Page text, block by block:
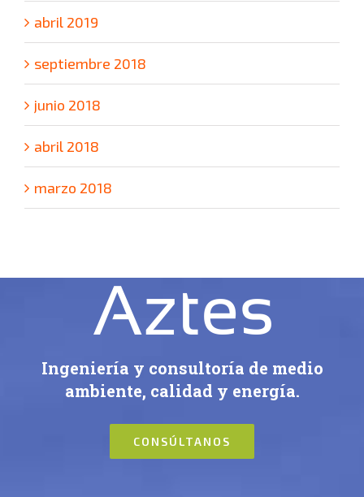
abril 2019
septiembre 2018
junio 2018
abril 2018
marzo 2018
Ingeniería y consultoría de medio
ambiente, calidad y energía.
CONSÚLTANOS